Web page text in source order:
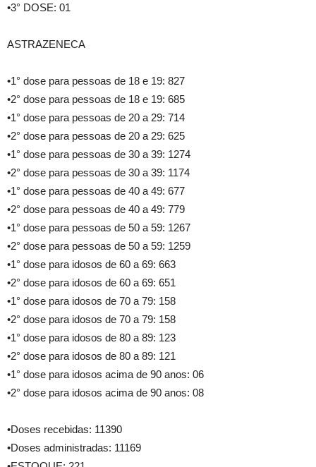
•3° DOSE: 01
ASTRAZENECA
•1° dose para pessoas de 18 e 19: 827
•2° dose para pessoas de 18 e 19: 685
•1° dose para pessoas de 20 a 29: 714
•2° dose para pessoas de 20 a 29: 625
•1° dose para pessoas de 30 a 39: 1274
•2° dose para pessoas de 30 a 39: 1174
•1° dose para pessoas de 40 a 49: 677
•2° dose para pessoas de 40 a 49: 779
•1° dose para pessoas de 50 a 59: 1267
•2° dose para pessoas de 50 a 59: 1259
•1° dose para idosos de 60 a 69: 663
•2° dose para idosos de 60 a 69: 651
•1° dose para idosos de 70 a 79: 158
•2° dose para idosos de 70 a 79: 158
•1° dose para idosos de 80 a 89: 123
•2° dose para idosos de 80 a 89: 121
•1° dose para idosos acima de 90 anos: 06
•2° dose para idosos acima de 90 anos: 08
•Doses recebidas: 11390
•Doses administradas: 11169